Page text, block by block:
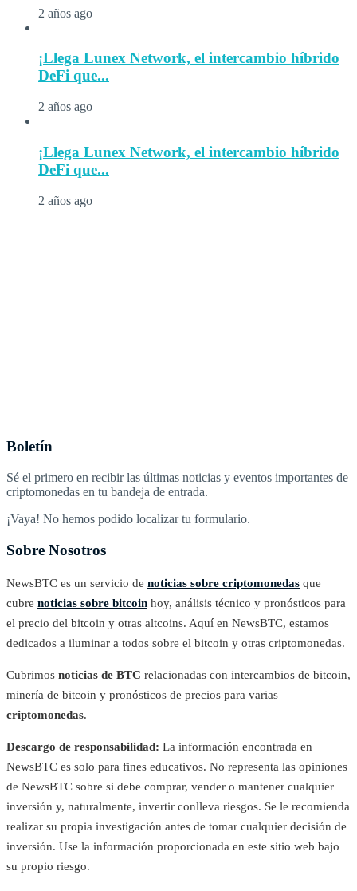
2 años ago
¡Llega Lunex Network, el intercambio híbrido
DeFi que...
2 años ago
¡Llega Lunex Network, el intercambio híbrido
DeFi que...
2 años ago
Boletín
Sé el primero en recibir las últimas noticias y eventos importantes de
criptomonedas en tu bandeja de entrada.
¡Vaya! No hemos podido localizar tu formulario.
Sobre Nosotros
NewsBTC es un servicio de noticias sobre criptomonedas que
cubre noticias sobre bitcoin hoy, análisis técnico y pronósticos para
el precio del bitcoin y otras altcoins. Aquí en NewsBTC, estamos
dedicados a iluminar a todos sobre el bitcoin y otras criptomonedas.
Cubrimos noticias de BTC relacionadas con intercambios de bitcoin,
minería de bitcoin y pronósticos de precios para varias
criptomonedas.
Descargo de responsabilidad: La información encontrada en
NewsBTC es solo para fines educativos. No representa las opiniones
de NewsBTC sobre si debe comprar, vender o mantener cualquier
inversión y, naturalmente, invertir conlleva riesgos. Se le recomienda
realizar su propia investigación antes de tomar cualquier decisión de
inversión. Use la información proporcionada en este sitio web bajo
su propio riesgo.